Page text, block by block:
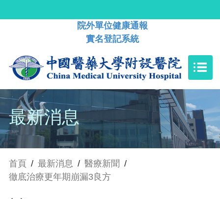
院外單位健康通報
實名登記系統
最新消息
首頁 / 最新消息 / 醫療新聞 /
徹底治療更年期崩漏3良方